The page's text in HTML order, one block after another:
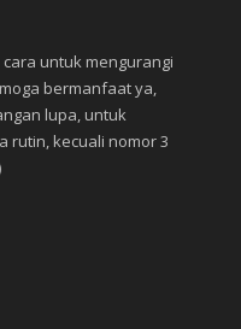
untuk mengurangi
bermanfaat ya,
lupa, untuk
rutin, kecuali nomor 3